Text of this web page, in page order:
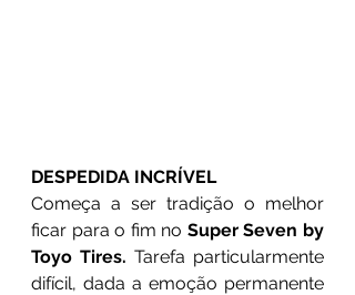
DESPEDIDA INCRÍVEL
Começa a ser tradição o melhor
ficar para o fim no Super Seven by
Toyo Tires. Tarefa particularmente
difícil, dada a emoção permanente